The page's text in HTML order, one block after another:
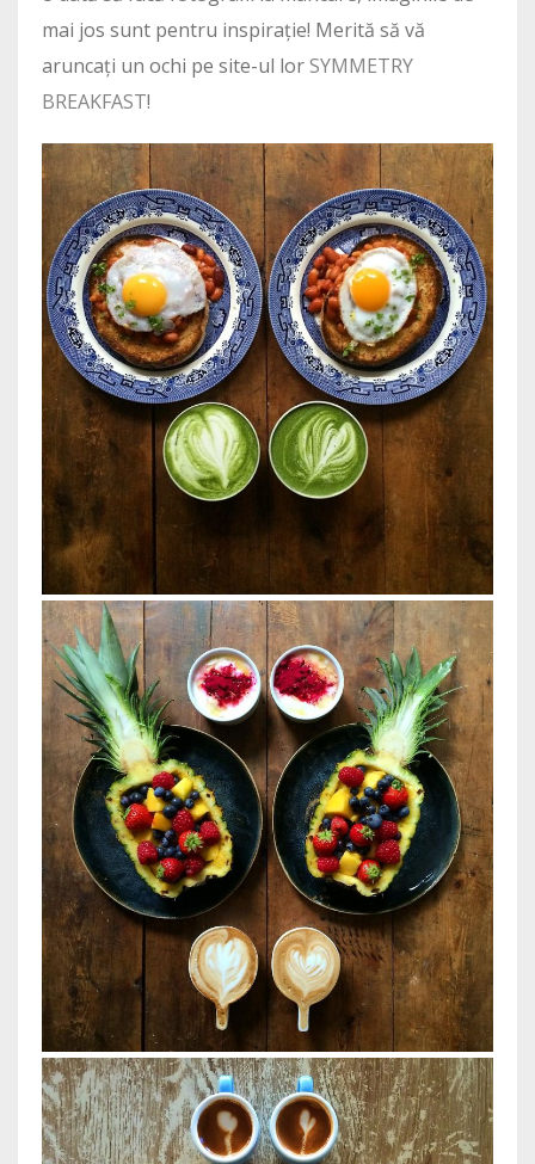
mai jos sunt pentru inspirație! Merită să vă
aruncați un ochi pe site-ul lorSYMMETRY
BREAKFAST!